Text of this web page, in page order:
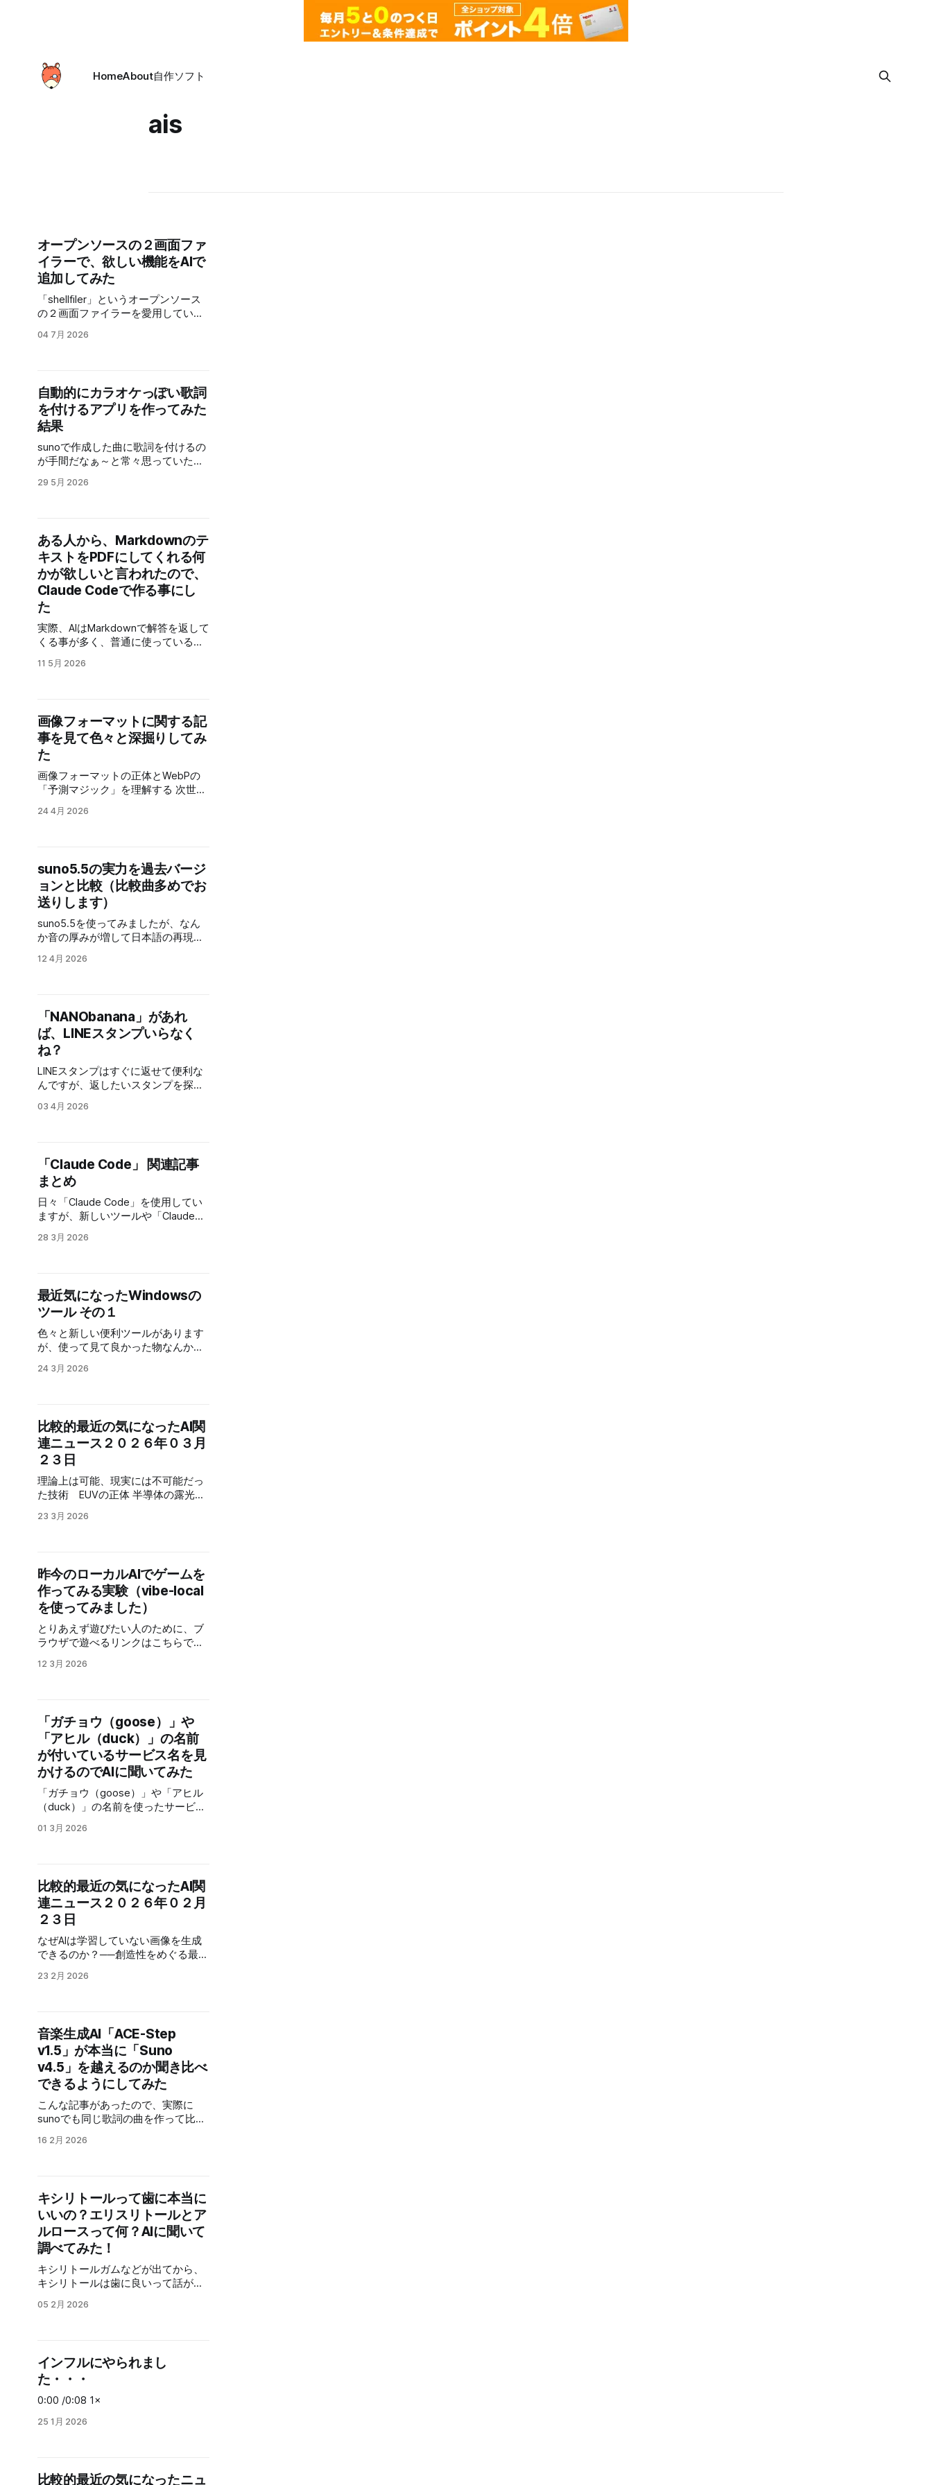
HomeAbout自作ソフト
ais
オープンソースの２画面ファ
イラーで、欲しい機能をAIで
追加してみた
「shellfiler」というオープンソース
の２画面ファイラーを愛用していま
を払わせてもらって使わせてもらっ
しい機能で、ネットワーク上のNAS
や他のPCの共有フォルダに手軽にア
クセスする機能です。 具体的には
「\PC名\共有フォルダ名」みたいな
ていません。 ネットワークドライブ
（ネットワーク上のアクセス先をド
ライブとしてWindowsに）を使えば
クドライブを割り当てる訳にもいか
ず、最近は使わなくなっていまし
た。 他のツールも試しましたが、
「shellfiler」の使い勝手が結構良く
て、個人的には変えたくいない！ そ
こで、せっかくオープンソースなん
れば、良さそう！ 「shellfiler」の
GITのURLです。 使用するAIは今回
Geminiさんで、新しくなった
04 7月 2026
自動的にカラオケっぽい歌詞
を付けるアプリを作ってみた
結果
sunoで作成した曲に歌詞を付けるの
が手間だなぁ～と常々思っていたの
事で、今回は歌を解析して歌詞を指
と、どんな物が作れるのか、デモの
動画と少し解説をしますが、アプリ
そのものはライセンスの問題で非公
開です。 実際にこのツールで作成し
た動画を３本ほど紹介 スペルトナエ
ル サイコロ勇者と魔王の城 アトミッ
クピクニック 見てもらうと分かりま
すが、これが思ったより簡単に作れ
短期間で作れるようになりました。
ので、クオリティーが安定したのも
良かったです。 では、次の動画で実
際にツールを使って曲に歌詞を入れ
イセンス問題で、手軽に公開できな
いのと、需要がそれ程無さそうなの
で、こんなアプリで動画作成してま
29 5月 2026
ある人から、Markdownのテ
キストをPDFにしてくれる何
かが欲しいと言われたので、
Claude Codeで作る事にし
た
実際、AIはMarkdownで解答を返して
くる事が多く、普通に使っているだ
が手軽に表示したり、PDFに変換で
成後WEB上にアップしたのが以下の
URLになります。
https://test.aisgm.me/test_prog/ap
p/md2pdf/ VS Codeのプラグイン入
も同じようなアプリを作っている人
がいるので、それを使うのも手なん
ですが、最近は怪しいサイトも多い
ニュースになっているので、セキュ
リティー的に使った事が無いものを
人に勧めるのも怖いです。 そんな訳
で、手軽に使えてインストール等の
面倒な準備が必要無いってなると、
WEBアプリでアクセスすれば使え
て、ローカルで処理させるのが良さ
そうです。 配布やインストールの手
ね。 ってな訳で、Claude
11 5月 2026
画像フォーマットに関する記
事を見て色々と深掘りしてみ
た
画像フォーマットの正体とWebPの
「予測マジック」を理解する 次世代
割と最近の画像圧縮フォーマットに
が、従来は画像のサイズが小さいの
はJPGで、透明色が使えて画質を維
持するのがPNGって感じで、使い分
けられていると思います。 しかし、
ゴリズムも古い上に、透明色が使え
ないなど改良の余地が多々あるの
で、「JPEG 2000」というフォーマ
もかかわらず、処理負荷の高さや互
換性の問題から一般消費者向けには
普及しませんでした。 今となって
は、それ程負荷は高くないのです
が、開発された当時（2000年代前
半）のPCのスペックを考えると厳し
かったと思われます。 2001年のPC
スペックを調べてみました。 Intel
24 4月 2026
suno5.5の実力を過去バージ
ョンと比較（比較曲多めでお
送りします）
suno5.5を使ってみましたが、なん
か音の厚みが増して日本語の再現度
ンク上がったように感じるほどで
は1分20秒でした V3 (2024年
春): 生成時間が2分に更新されま
した V3.5 (2024年夏): 曲の構造が
改善され、初回生成の最大時間が4
（Extend）は1回につ
き最大2分まで可能になりました V4
「Cover（カバー）」「Persona（ペ
ルソナ）」機能が追加されました
V4.5 (2025年5月): 初回生成の最大
時間が8分に延長され、プロンプト
への忠実度やスタイルのマッシュア
(2025年7月): 「Add Vocals（ボー
(2025年9月): オーディ
12 4月 2026
「NANObanana」があれ
ば、LINEスタンプいらなく
ね？
LINEスタンプはすぐに返せて便利な
んですが、返したいスタンプを探す
スタンプをそれ程沢山持っている訳
あったなとか、軽い感じのお礼スタ
ンプどれがいいかなとか、選ぶのに
時間がかかると、手軽に返せるスタ
ンプの意味がありません。 そこで
「NANObanana」です。画像に日本
語も入れてもらえるので、スタンプ
が必要な時に、その場にあったスタ
思うので、そこを突き詰めたい人は
その手の記事を参考にしてくださ
い。 今回は、お手軽にその場でスタ
ンプを作って、友人とかに利用する
ってお話です。 とは言え、イメージ
通りの結果は欲しいので、何を注意
すればそれっぽく作れるのかは少し
聞くのが一番です。 次の事に注意し
ろと教えてもらえます。 キャラクタ
ー設定: どのキャラクターを使いたい
かを明確に指定します。 セリフや感
情表現: どのようなセ
03 4月 2026
「Claude Code」 関連記事
まとめ
日々「Claude Code」を使用してい
ますが、新しいツールや「Claude
いるため、私自身もアップデートし
なんて事になりかねません。 と言う
訳で、個人的に参考になったり、読
んでいて面白かった記事をピックア
ップしました。 良ければ参考にして
ください。 簡単コピペでClaude
Codeに144種類のエージェントチー
ムを作成 ── agency-agentsという
質が変わってきます。 まだ使っては
いませんが、使って見ようと思って
ます。 効果的なCLAUDE.mdの書き
方 「Claude Code」は
「CLAUDE.md」の書き方次第でも違
いが出るので、この辺も見ておくと
Code」を使う上での基本ですね。
す。 はやり廃りがあ
28 3月 2026
最近気になったWindowsの
ツール その１
色々と新しい便利ツールがあります
が、使って見て良かった物なんかを
解凍アプリ「CoZip」が登場、外部
https://github.com/bea4dev/cozip?
tab=readme-ov-file この手の圧縮や
展開ソフトは、CPUでやるのが当た
り前のような状態でしたが、GPUを
てきました。 ゲーミングPCなんかだ
と、圧縮や展開速度をGPUで高速化
できます。 ありそうで無かったアプ
その時、それを見たり編集したい時
に便利なツールないかなと思ったら
色々ありました。 そんな訳で、「VS
Code」の拡張機能１つと専用のエデ
ィタ２種類です。 VS Codeで
Markdownプレビューのまま編集し
たくて拡張機能を作った 「VS
Code」の拡張機能です。PDFに変換
24 3月 2026
比較的最近の気になったAI関
連ニュース２０２６年０３月
２３日
理論上は可能、現実には不可能だっ
た技術 EUVの正体 半導体の露光装
ーでした。 ニコンなんかが強かった
でみてください。 AIの構造や動作を
見る読み物です。 AI Coding Agent
の内部構造はどうなっているのか、
エージェントがどのように動いてい
るのか、内部的な動作を検証した ロ
ーカルLLMで2万文字のドキュメント
ろそろクラウドとローカルを、処理
する内容によって使い分けると効率
よくなるケースも出てきそうです。
VIDIA 公式の日本語強化 LLM
Nemotron 9B-v2-Japanese を色々
なケースで試してみた Nemotron-
Nano-9B-v2-Japaneseってなん
だ？〜NVIDIAが放つ日本語特化9Bモ
デルをローカルで完全攻略〜
23 3月 2026
昨今のローカルAIでゲームを
作ってみる実験（vibe-local
を使ってみました）
とりあえず遊びたい人のために、ブ
ラウザで遊べるリンクはこちらで
クラウドタイプと比較すると、かな
作ってくれましたが、具体的に細か
い部分を指摘すると破綻したりし
て、中々うまく行きませんでした。
正直ほぼ使い物にならない感じで、
しばらく静観って感じだったのです
が、こんな記事を発見！ クロードコ
ードにクロードコード作ってって言
って寝たら，朝起きたらクロードコ
ードが出来てたんだ… 万博でも猛威
を振るっていた、「落合陽一」さん
ソースで手軽に利用できます。 更
に、AI界隈では珍しく、公式の日本
語解説まであります。 ハードウェア
以外は、全て無料で簡単に構築でき
るので、追加のお金を心配しなくて
もいい、親御さんも安心の
vibecoding環境が整います。 じゃ
あ、実際にどのくらいの事が出来る
12 3月 2026
「ガチョウ（goose）」や
「アヒル（duck）」の名前
が付いているサービス名を見
かけるのでAIに聞いてみた
「ガチョウ（goose）」や「アヒル
（duck）」の名前を使ったサービス
で、なんでかなと思ってAIに聞いて
かアヒルって外人好きだよなって思
う事があって、プライバーシー重視
の検索サービス「DuckDuckGo」と
か、AIエージェントの「goose」と
ど 他にもありそうなので、軽く検索
して、探してみました。 軽く検索し
た結果（探せばもっとあるはず） サ
見守りサービス GOOSE ダウンジャ
ケット CANADA GOOSE 水鳥を自動
カウントするサービス Goose 1・
2・3 VPNサービス GOOSE
01 3月 2026
比較的最近の気になったAI関
連ニュース２０２６年０２月
２３日
なぜAIは学習していない画像を生成
できるのか？──創造性をめぐる最新
とかのレベルを遙かに超えています
の動作を現在分かっている事や、説
なんかを解説している記事です。 気
になる方は読んでみてください。 AI
の内部に脳の「報酬系」に酷似した
システムを発見：大規模言語モデル
の知能を支える1%のドーパミンニュ
ーロンと価値回路の正体 AIの仕組み
に関しての研究です。 人間の脳と同
じような動きをAIもしている話なの
で、色々考えさせられます。結構面
をAWS上で正規ライセンス販売 コー
ド生成AIは、コードを一度サーバー
に送るので、漏洩などの心配から利
用できない企業も多かったですが、
この仕組みを使うとAWSで自社専用
かす事が出来るので、使いやすい会
社も多くなりそうな仕組みです。 他
に比べて使い勝手が良くるので、
23 2月 2026
音楽生成AI「ACE-Step
v1.5」が本当に「Suno
v4.5」を越えるのか聞き比べ
できるようにしてみた
こんな記事があったので、実際に
sunoでも同じ歌詞の曲を作って比較
超え？ 音楽生成AI「ACE-Step
ンプレートがあるので、簡単に利用
できまます。 軽く曲を作って、
「suno v4.5」でも作成してみます。
ついでに「suno v5.0」でも作成し
て、比較してみたいと思います。 ま
ずは、作成する曲についてです。 曲
調などのスタイルは Style Prompt:
Acoustic Guitar, Folk, Country, Warm,
Upbeat, Female vocal このような指
定で、ギター中心のカントリーで、
です。
16 2月 2026
キシリトールって歯に本当に
いいの？エリスリトールとア
ルロースって何？AIに聞いて
調べてみた！
キシリトールガムなどが出てから、
キシリトールは歯に良いって話があ
調べると近しい甘味料としてエリス
AIです。 Gemini3 PRO gpt-
oss:120b(ローカル) GPT5.2 など高
性能なAIを取りそろえて、色々聞い
た結果をまとめています。 とは言
え、結論が欲しい方のために最初に
います。 しかもNANObananaにわか
05 2月 2026
インフルにやられまし
た・・・
0:00 /0:08 1×
25 1月 2026
比較的最近の気になったニュ